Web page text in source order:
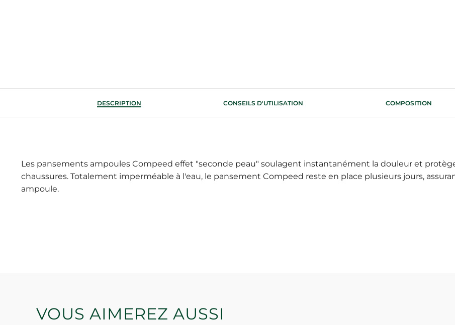
DESCRIPTION CONSEILS D'UTILISATION COMPOSITION
Les pansements ampoules Compeed effet "seconde peau" soulagent instantanément la douleur et
chaussures. Totalement imperméable à l'eau, le pansement Compeed reste en place plusieurs jours,
ampoule.
VOUS AIMEREZ AUSSI